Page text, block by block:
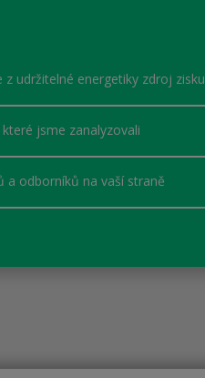
z udržitelné energetiky zdroj zisku
jsme zanalyzovali
a odborníků na vaší straně